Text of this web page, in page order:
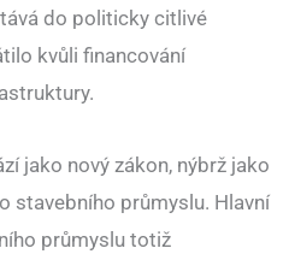
do politicky citlivé
kvůli financování
jako nový zákon, nýbrž jako
stavebního průmyslu. Hlavní
průmyslu totiž